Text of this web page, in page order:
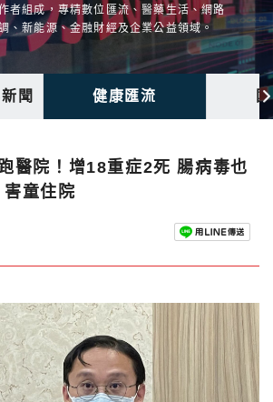
者組成，專精數位匯流、醫藥生活、網路
、新能源、金融財經及企業公益領域。
聞 健康匯流
醫院！增18重症2死 腸病毒也
童住院